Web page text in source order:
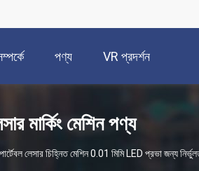
পণ্য VR প্রদর্শন
মার্কিং মেশিন পণ্য
লেসার চিহ্নিত মেশিন 0.01 মিমি LED প্রভা জন্য